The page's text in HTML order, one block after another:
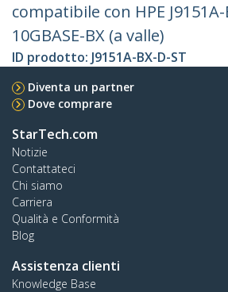
compatibile con HPE J9151A-
10GBASE-BX (a valle)
ID prodotto: J9151A-BX-D-ST
Diventa un partner
Dove comprare
StarTech.com
Notizie
Contattateci
Chi siamo
Carriera
Qualità e Conformità
Blog
Assistenza clienti
Knowledge Base